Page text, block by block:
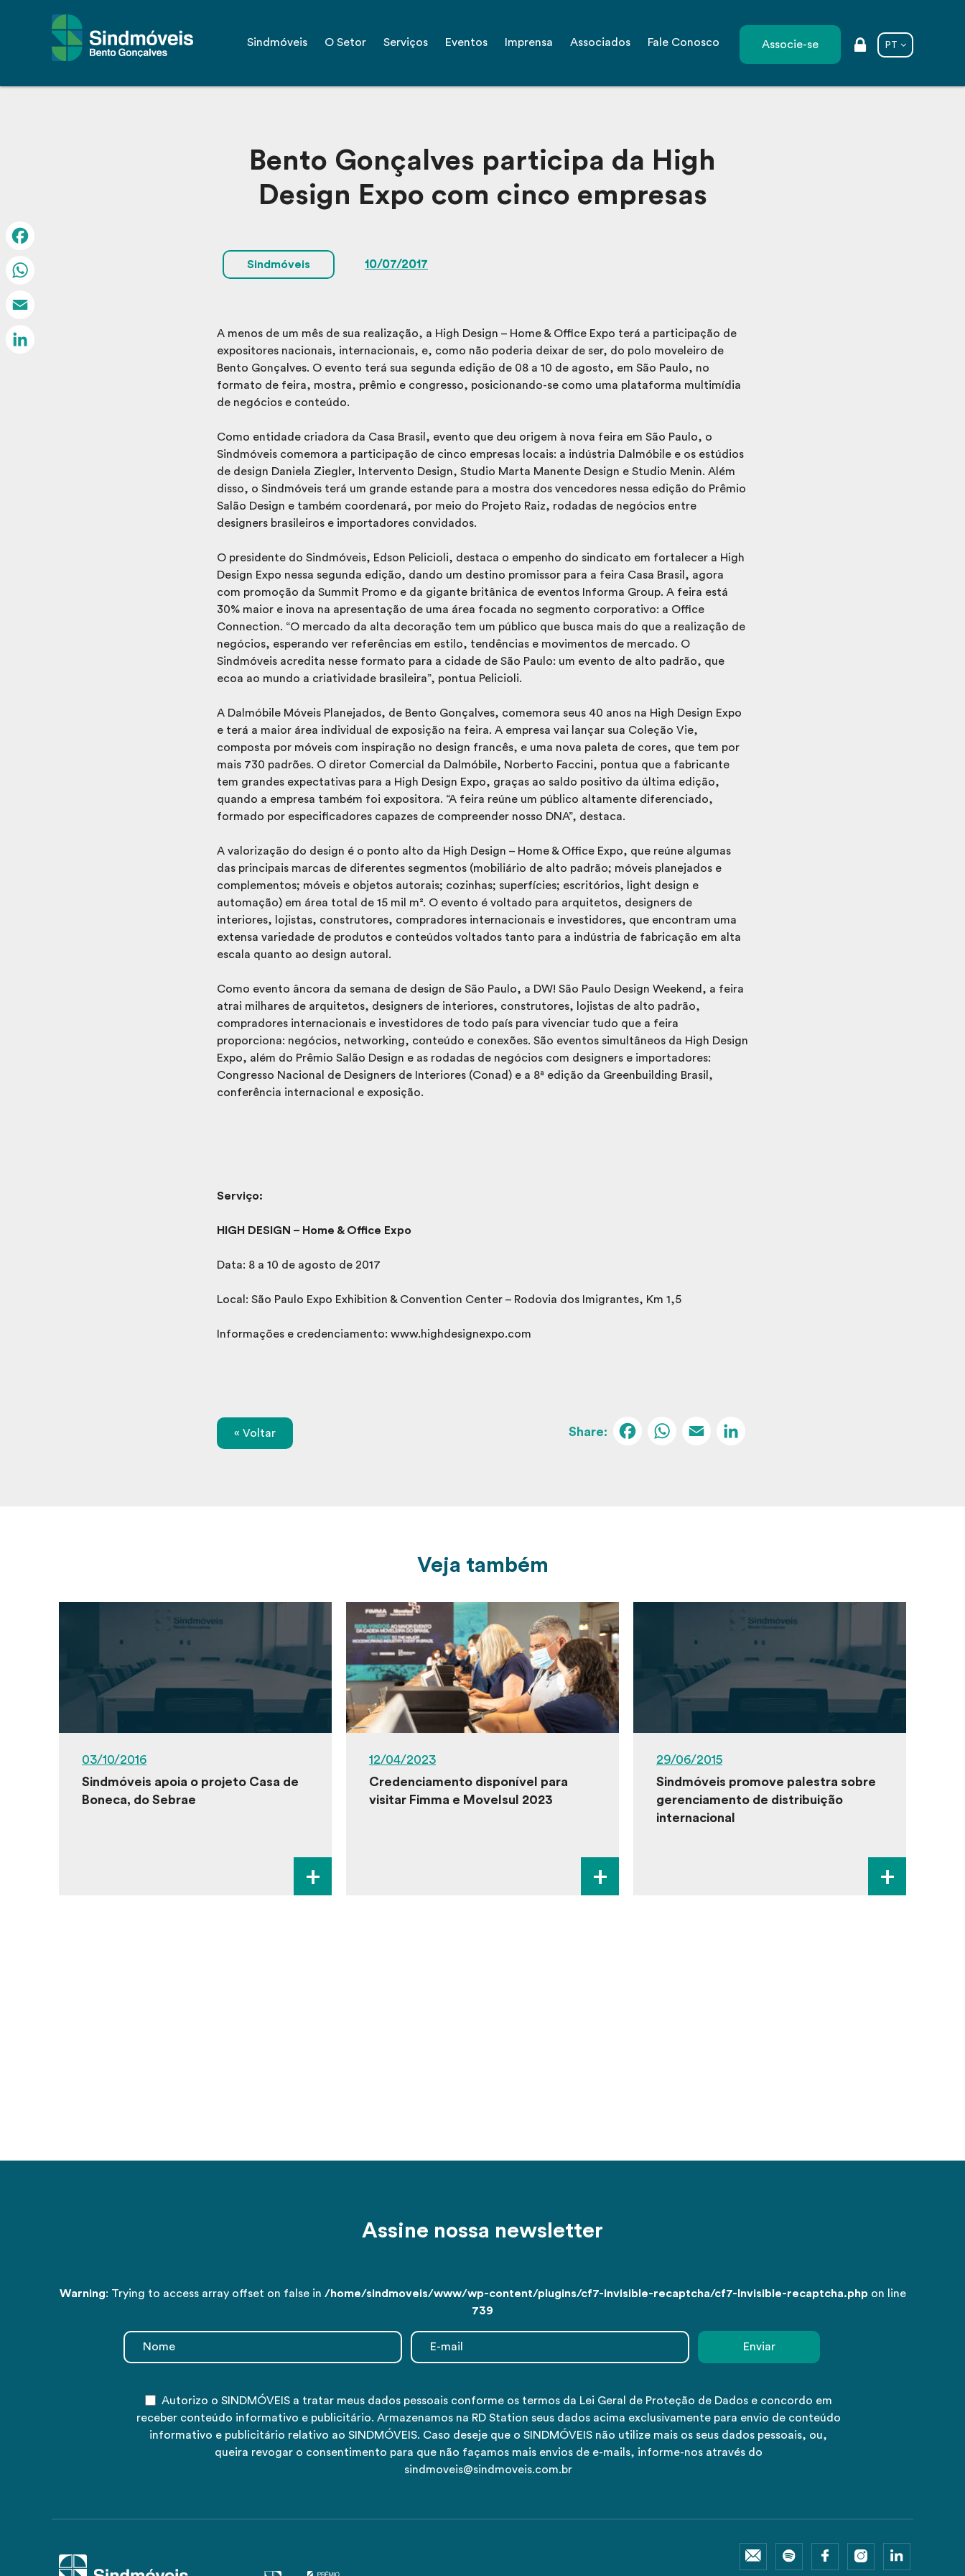
Sindmóveis O Setor Serviços Eventos Imprensa Associados Fale Conosco Associe-se PT
Bento Gonçalves participa da High
Design Expo com cinco empresas
Sindmóveis 10/07/2017
A menos de um mês de sua realização, a High Design – Home & Office Expo terá a participação de
expositores nacionais, internacionais, e, como não poderia deixar de ser, do polo moveleiro de
Bento Gonçalves. O evento terá sua segunda edição de 08 a 10 de agosto, em São Paulo, no
formato de feira, mostra, prêmio e congresso, posicionando-se como uma plataforma multimídia
de negócios e conteúdo.
Como entidade criadora da Casa Brasil, evento que deu origem à nova feira em São Paulo, o
Sindmóveis comemora a participação de cinco empresas locais: a indústria Dalmóbile e os estúdios
de design Daniela Ziegler, Intervento Design, Studio Marta Manente Design e Studio Menin. Além
disso, o Sindmóveis terá um grande estande para a mostra dos vencedores nessa edição do Prêmio
Salão Design e também coordenará, por meio do Projeto Raiz, rodadas de negócios entre
designers brasileiros e importadores convidados.
O presidente do Sindmóveis, Edson Pelicioli, destaca o empenho do sindicato em fortalecer a High
Design Expo nessa segunda edição, dando um destino promissor para a feira Casa Brasil, agora
com promoção da Summit Promo e da gigante britânica de eventos Informa Group. A feira está
30% maior e inova na apresentação de uma área focada no segmento corporativo: a Office
Connection. “O mercado da alta decoração tem um público que busca mais do que a realização de
negócios, esperando ver referências em estilo, tendências e movimentos de mercado. O
Sindmóveis acredita nesse formato para a cidade de São Paulo: um evento de alto padrão, que
ecoa ao mundo a criatividade brasileira”, pontua Pelicioli.
A Dalmóbile Móveis Planejados, de Bento Gonçalves, comemora seus 40 anos na High Design Expo
e terá a maior área individual de exposição na feira. A empresa vai lançar sua Coleção Vie,
composta por móveis com inspiração no design francês, e uma nova paleta de cores, que tem por
mais 730 padrões. O diretor Comercial da Dalmóbile, Norberto Faccini, pontua que a fabricante
tem grandes expectativas para a High Design Expo, graças ao saldo positivo da última edição,
quando a empresa também foi expositora. “A feira reúne um público altamente diferenciado,
formado por especificadores capazes de compreender nosso DNA”, destaca.
A valorização do design é o ponto alto da High Design – Home & Office Expo, que reúne algumas
das principais marcas de diferentes segmentos (mobiliário de alto padrão; móveis planejados e
complementos; móveis e objetos autorais; cozinhas; superfícies; escritórios, light design e
automação) em área total de 15 mil m². O evento é voltado para arquitetos, designers de
interiores, lojistas, construtores, compradores internacionais e investidores, que encontram uma
extensa variedade de produtos e conteúdos voltados tanto para a indústria de fabricação em alta
escala quanto ao design autoral.
Como evento âncora da semana de design de São Paulo, a DW! São Paulo Design Weekend, a feira
atrai milhares de arquitetos, designers de interiores, construtores, lojistas de alto padrão,
compradores internacionais e investidores de todo país para vivenciar tudo que a feira
proporciona: negócios, networking, conteúdo e conexões. São eventos simultâneos da High Design
Expo, além do Prêmio Salão Design e as rodadas de negócios com designers e importadores:
Congresso Nacional de Designers de Interiores (Conad) e a 8ª edição da Greenbuilding Brasil,
conferência internacional e exposição.
Serviço:
HIGH DESIGN – Home & Office Expo
Data: 8 a 10 de agosto de 2017
Local: São Paulo Expo Exhibition & Convention Center – Rodovia dos Imigrantes, Km 1,5
Informações e credenciamento: www.highdesignexpo.com
« Voltar Facebook
WhatsApp
Email
Veja também
03/10/2016
Sindmóveis apoia o projeto Casa de
Boneca, do Sebrae
+
12/04/2023
Credenciamento disponível para
visitar Fimma e Movelsul 2023
+
29/06/2015
Sindmóveis promove palestra sobre
gerenciamento de distribuição
internacional
+
Assine nossa newsletter
Warning: Trying to access array offset on false in /home/sindmoveis/www/wp-content/plugins/cf7-invisible-recaptcha/cf7-Invisible-recaptcha.php on line
739
Autorizo o SINDMÓVEIS a tratar meus dados pessoais conforme os termos da Lei Geral de Proteção de Dados e concordo em
receber conteúdo informativo e publicitário. Armazenamos na RD Station seus dados acima exclusivamente para envio de conteúdo
informativo e publicitário relativo ao SINDMÓVEIS. Caso deseje que o SINDMÓVEIS não utilize mais os seus dados pessoais, ou,
queira revogar o consentimento para que não façamos mais envios de e-mails, informe-nos através do
sindmoveis@sindmoveis.com.br
Facebook
Email